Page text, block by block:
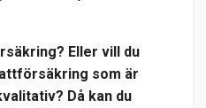
Eller vill du
som är
Då kan du